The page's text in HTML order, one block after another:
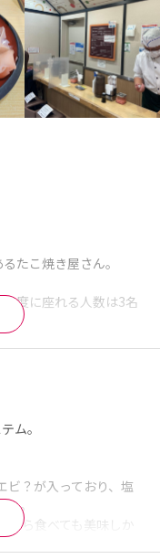
たこ焼き屋さん。
度に座れる人数は3名
置いてあるガリと一
して少し甘めのガリ
にジャンキーなたこ
。
ム。
ビ？が入っており、塩
。
ら食べても美味しか